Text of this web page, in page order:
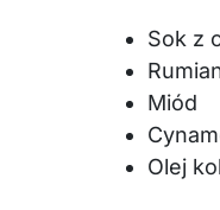
Sok z
Miód
Olej